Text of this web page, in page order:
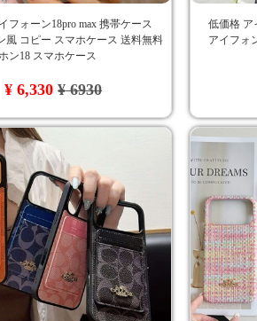
フォーン18pro max 携帯ケース
風 コピー スマホケース 送料無料
ン18 スマホケース
¥ 6,330¥ 6930
低価格 ア
アイフォ